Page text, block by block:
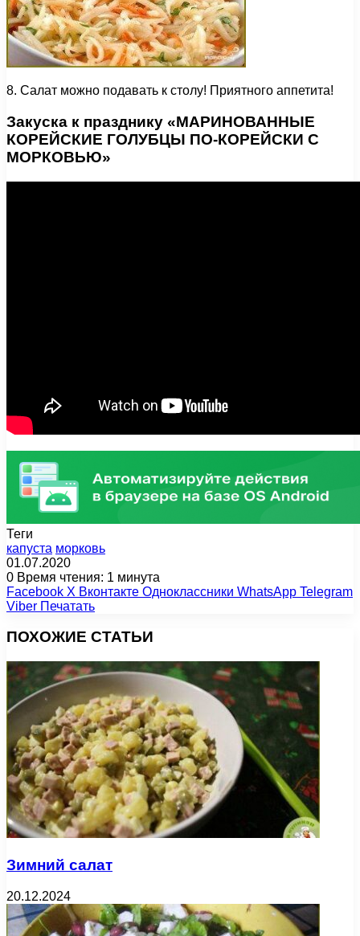
8. Салат можно подавать к столу! Приятного аппетита!
Закуска к празднику «МАРИНОВАННЫЕ
КОРЕЙСКИЕ ГОЛУБЦЫ ПО-КОРЕЙСКИ С
МОРКОВЬЮ»
Теги
капуста морковь
01.07.2020
0 Время чтения: 1 минута
Facebook X Вконтакте Одноклассники WhatsApp Telegram
Viber Печатать
ПОХОЖИЕ СТАТЬИ
Зимний салат
20.12.2024